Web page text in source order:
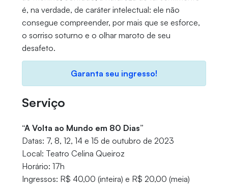
é, na verdade, de caráter intelectual: ele não
consegue compreender, por mais que se esforce,
o sorriso soturno e o olhar maroto de seu
desafeto.
Garanta seu ingresso!
Serviço
“A Volta ao Mundo em 80 Dias”
Datas: 7, 8, 12, 14 e 15 de outubro de 2023
Local: Teatro Celina Queiroz
Horário: 17h
Ingressos: R$ 40,00 (inteira) e R$ 20,00 (meia)